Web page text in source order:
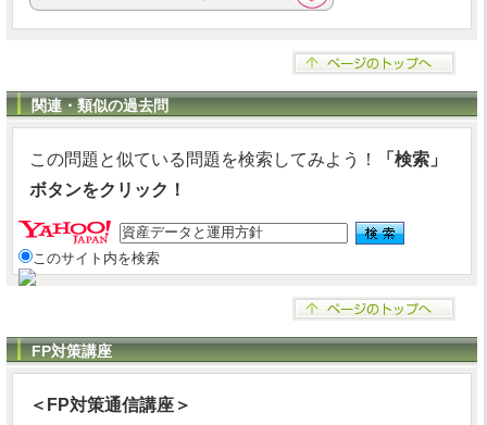
関連・類似の過去問
この問題と似ている問題を検索してみよう！
「検索」
ボタンをクリック！
このサイト内を検索
FP対策講座
＜FP対策通信講座＞